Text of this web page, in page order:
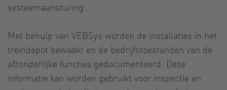
systeemaansturing.
Met behulp van VEBSys worden de installaties in het
treindepot bewaakt en de bedrijfstoestanden van de
afzonderlijke functies gedocumenteerd. Deze
informatie kan worden gebruikt voor inspectie en